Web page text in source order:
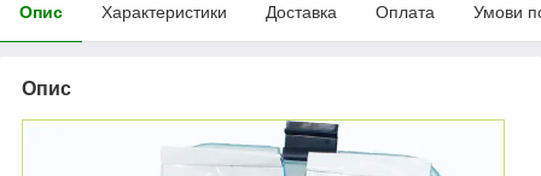
Опис Характеристики Доставка Оплата Умови
Опис